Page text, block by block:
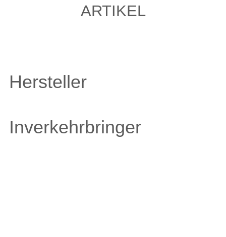
ARTIKEL
Hersteller
Inverkehrbringer